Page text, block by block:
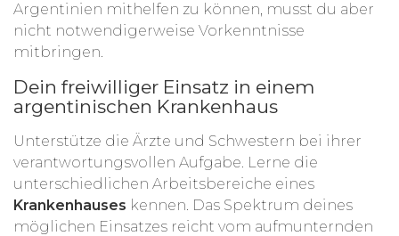
Argentinien mithelfen zu können, musst du aber
nicht notwendigerweise Vorkenntnisse
mitbringen.
Dein freiwilliger Einsatz in einem
argentinischen Krankenhaus
Unterstütze die Ärzte und Schwestern bei ihrer
verantwortungsvollen Aufgabe. Lerne die
unterschiedlichen Arbeitsbereiche eines
Krankenhauses kennen. Das Spektrum deines
möglichen Einsatzes reicht vom aufmunternden